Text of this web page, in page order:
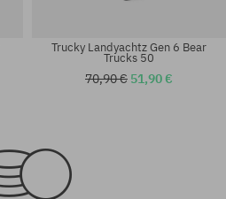
Trucky Landyachtz Gen 6 Bear
Trucks 50
70,90 € 51,90 €